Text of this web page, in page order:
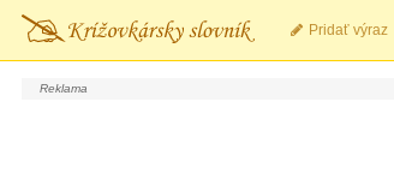
Pridať výraz